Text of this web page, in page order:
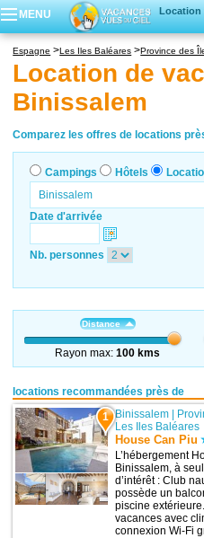
MENU
Location
Locations
Espagne Les Iles Baléares Province des
Location de
Binissalem
Comparez les offres de locations
Campings Hôtels
Date d'arrivée
Nb. personnes
Distance
Rayon max:100 kms
locations recommandées près de
1 Binissalem |
Les Iles Baléares
House Can Piu
L’hébergement
Binissalem, à
d’intérêt : Club
possède un
piscine
vacances avec
connexion Wi-Fi